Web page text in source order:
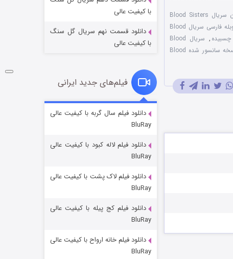
دانلود رایگان سریال Blood Sisters
دوبله فارسی سریال Blood
,
سریال Blood
نسخه سانسور شده Blood
شکست استوارت در نجات جهان
قسمت
شوگر فصل ۲
با کیفیت عالی
دانلود قسمت نهم سریال گل سنگ
با کیفیت عالی
فیلم‌های جدید ایرانی
دانلود فیلم سال گربه با کیفیت عالی
BluRay
دانلود فیلم لاله کبود با کیفیت عالی
BluRay
دانلود فیلم لاک پشت با کیفیت عالی
BluRay
دانلود فیلم کج‌ پیله با کیفیت عالی
BluRay
دانلود فیلم خانه ارواح با کیفیت عالی
BluRay